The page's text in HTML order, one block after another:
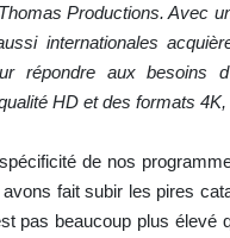
Productions. Avec
internationales
répondre aux besoins
HD et des formats
de nos
fait subir les pires
pas beaucoup plus élevé